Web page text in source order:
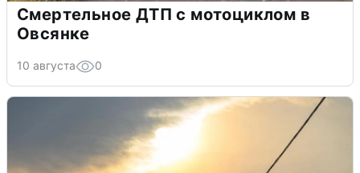
Смертельное ДТП с мотоциклом в
Овсянке
10 августа 0